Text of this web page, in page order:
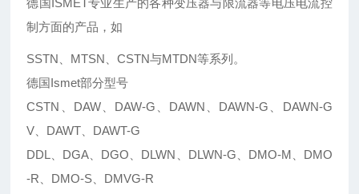
德国ISMET专业生产的各种变压器与限流器等电压电流控
制方面的产品，如
SSTN、MTSN、CSTN与MTDN等系列。
德国Ismet部分型号
CSTN、DAW、DAW-G、DAWN、DAWN-G、DAWN-G
V、DAWT、DAWT-G
DDL、DGA、DGO、DLWN、DLWN-G、DMO-M、DMO
-R、DMO-S、DMVG-R